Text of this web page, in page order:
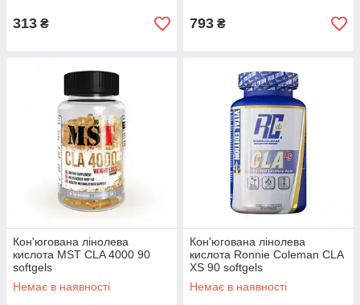
313 ₴ 793 ₴
Кон'югована лінолева
кислота MST CLA 4000 90
softgels
Немає в наявності
Кон'югована лінолева
кислота Ronnie Coleman CLA
XS 90 softgels
Немає в наявності